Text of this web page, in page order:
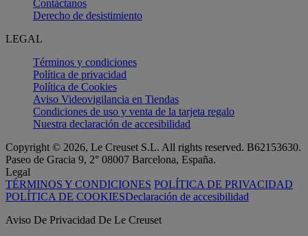
Contáctanos
Derecho de desistimiento
LEGAL
Términos y condiciones
Política de privacidad
Política de Cookies
Aviso Videovigilancia en Tiendas
Condiciones de uso y venta de la tarjeta regalo
Nuestra declaración de accesibilidad
Copyright © 2026, Le Creuset S.L. All rights reserved. B62153630.
Paseo de Gracia 9, 2° 08007 Barcelona, España.
Legal
TÉRMINOS Y CONDICIONES POLÍTICA DE PRIVACIDAD
POLÍTICA DE COOKIESDeclaración de accesibilidad
Aviso De Privacidad De Le Creuset